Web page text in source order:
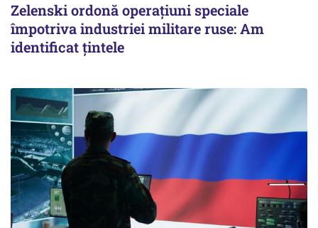
Zelenski ordonă operațiuni speciale
împotriva industriei militare ruse: Am
identificat țintele